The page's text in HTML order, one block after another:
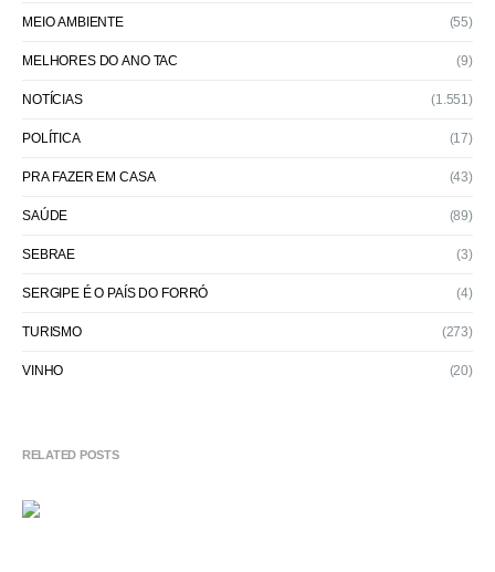
MEIO AMBIENTE (55)
MELHORES DO ANO TAC (9)
NOTÍCIAS (1.551)
POLÍTICA (17)
PRA FAZER EM CASA (43)
SAÚDE (89)
SEBRAE (3)
SERGIPE É O PAÍS DO FORRÓ (4)
TURISMO (273)
VINHO (20)
RELATED POSTS